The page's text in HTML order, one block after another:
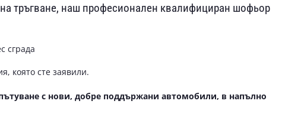
тръгване, наш професионален квалифициран шофьор
сграда
която сте заявили.
с нови, добре поддържани автомобили, в напълно